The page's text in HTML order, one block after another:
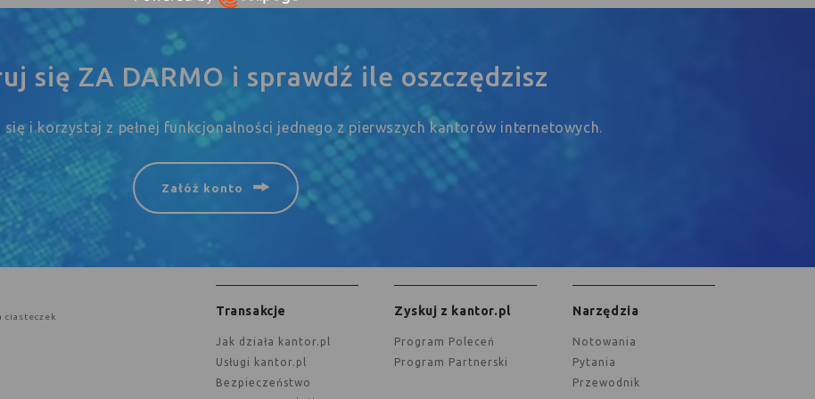
się ZA DARMO i sprawdź ile oszczędzisz
i korzystaj z pełnej funkcjonalności jednego z pierwszych kantorów internetowych.
Załóż konto
ciasteczek Transakcje
jak działa kantor.pl
Usługi kantor.pl
Bezpieczeństwo
Zyskuj z kantor.pl
Program Poleceń
Program Partnerski
Narzędzia
Notowania
Pytania
Przewodnik
Open link in new window